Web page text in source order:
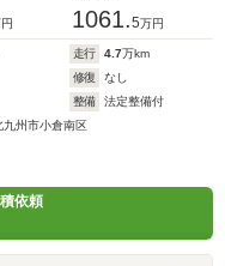
1061.5万円
走行 4.7万km
修復
なし
整備
法定整備付
九州市小倉南区
依頼